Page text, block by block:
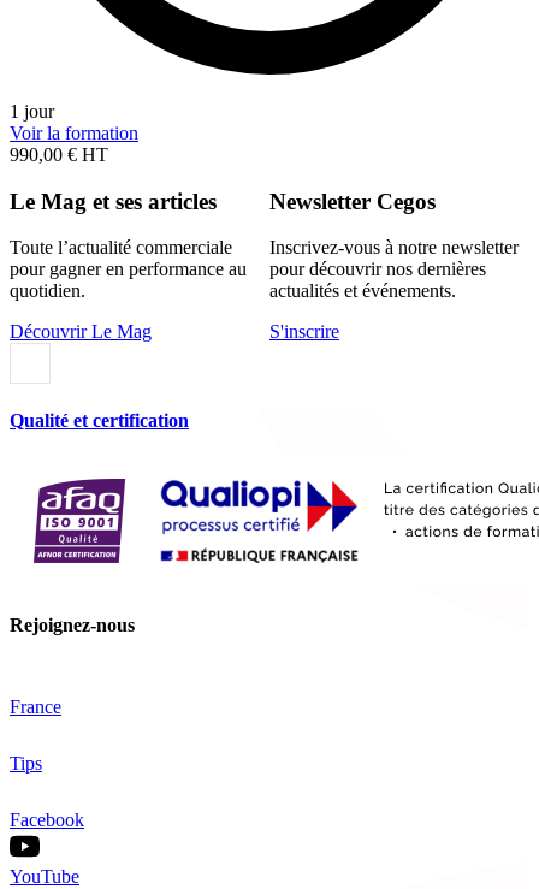
1 jour
Voir la formation
990,00 € HT
Le Mag et ses articles
Toute l’actualité commerciale
pour gagner en performance au
quotidien.
Découvrir Le Mag
Newsletter Cegos
Inscrivez-vous à notre newsletter
pour découvrir nos dernières
actualités et événements.
S'inscrire
Qualité et certification
Rejoignez-nous
France
Tips
Facebook
YouTube